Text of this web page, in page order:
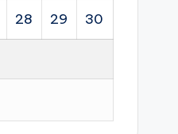
28 29 30